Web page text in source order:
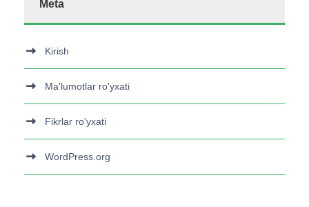
Meta
Kirish
Ma'lumotlar ro'yxati
Fikrlar ro'yxati
WordPress.org